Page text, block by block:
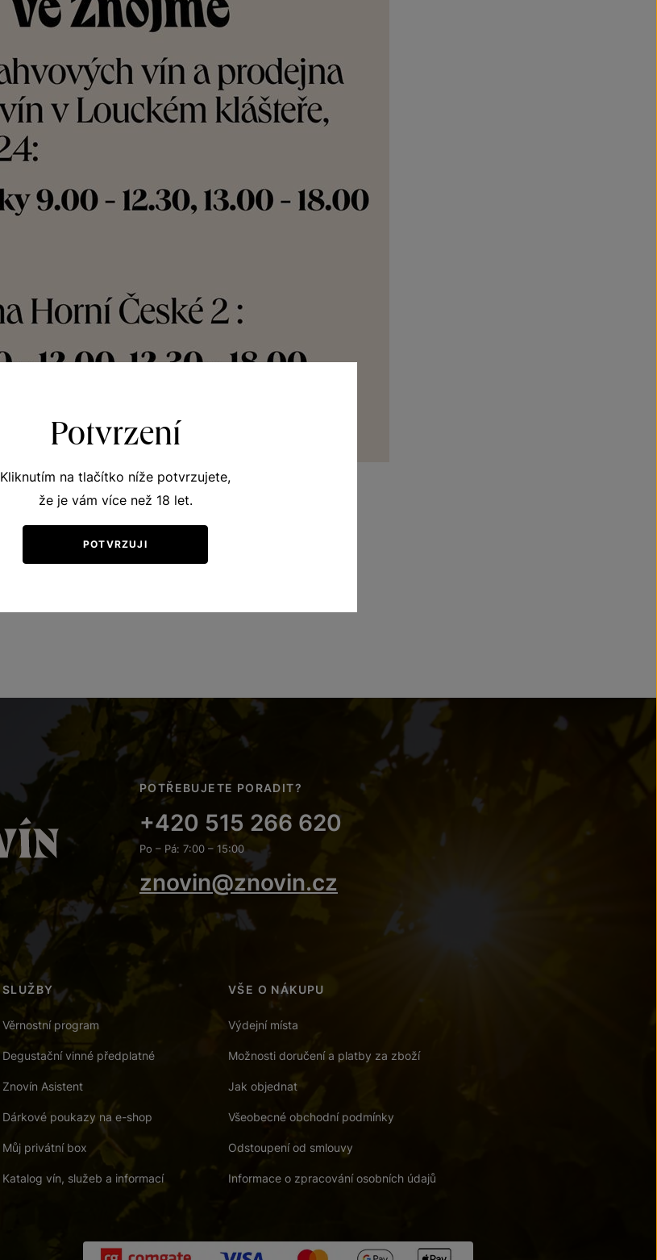
POTŘEBUJETE PORADIT?
+420 515 266 620
Po – Pá: 7:00 – 15:00
znovin@znovin.cz
SLUŽBY
Věrnostní program
Degustační vinné předplatné
Znovín Asistent
Dárkové poukazy na e-shop
Můj privátní box
Katalog vín, služeb a informací
VŠE O NÁKUPU
Výdejní místa
Možnosti doručení a platby za zboží
Jak objednat
Všeobecné obchodní podmínky
Odstoupení od smlouvy
Informace o zpracování osobních údajů
Potvrzení
Kliknutím na tlačítko níže potvrzujete,
že je vám více než 18 let.
POTVRZUJI